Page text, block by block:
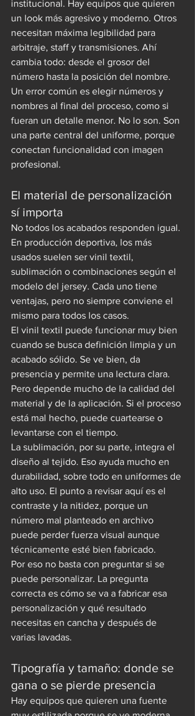
institucional. Hay equipos que quieren
un look más agresivo y moderno. Otros
necesitan máxima legibilidad para
arbitraje, staff y transmisiones. Ahí
cambia todo: desde el grosor del
número hasta la posición del nombre.
Un error común es elegir números y
nombres al final del proceso, como si
fueran un detalle menor. No lo son. Son
una parte central del uniforme, porque
conectan funcionalidad con imagen
profesional.
El material de personalización
sí importa
No todos los acabados responden igual.
En producción deportiva, los más
usados suelen ser vinil textil,
sublimación o combinaciones según el
modelo del jersey. Cada uno tiene
ventajas, pero no siempre conviene el
mismo para todos los casos.
El vinil textil puede funcionar muy bien
cuando se busca definición limpia y un
acabado sólido. Se ve bien, da
presencia y permite una lectura clara.
Pero depende mucho de la calidad del
material y de la aplicación. Si el proceso
está mal hecho, puede cuartearse o
levantarse con el tiempo.
La sublimación, por su parte, integra el
diseño al tejido. Eso ayuda mucho en
durabilidad, sobre todo en uniformes de
alto uso. El punto a revisar aquí es el
contraste y la nitidez, porque un
número mal planteado en archivo
puede perder fuerza visual aunque
técnicamente esté bien fabricado.
Por eso no basta con preguntar si se
puede personalizar. La pregunta
correcta es cómo se va a fabricar esa
personalización y qué resultado
necesitas en cancha y después de
varias lavadas.
Tipografía y tamaño: donde se
gana o se pierde presencia
Hay equipos que quieren una fuente